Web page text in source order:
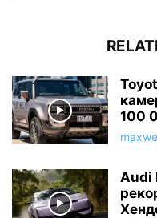
100
Audi